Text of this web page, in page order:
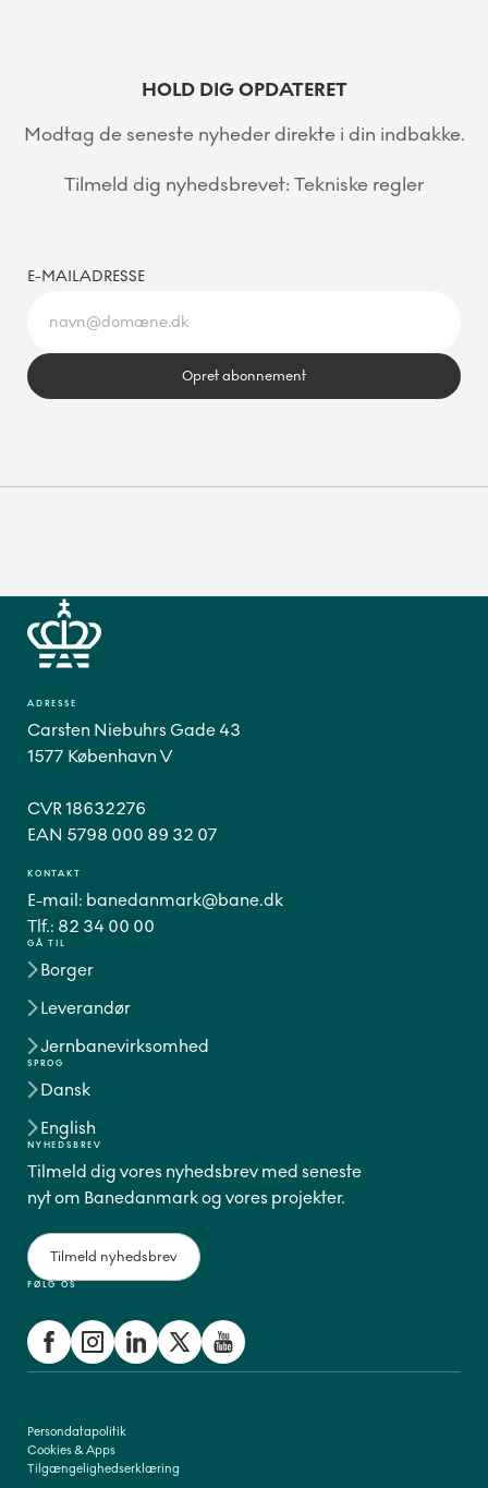
HOLD DIG OPDATERET
Modtag de seneste nyheder direkte i din indbakke.
Tilmeld dig nyhedsbrevet: Tekniske regler
E-MAILADRESSE
Opret abonnement
GÅ TIL
Borger
Leverandør
Jernbanevirksomhed
SPROG
Dansk
English
FØLG OS
ADRESSE
Carsten Niebuhrs Gade 43
1577 København V
CVR 18632276
EAN 5798 000 89 32 07
KONTAKT
E-mail: banedanmark@bane.dk
Tlf.: 82 34 00 00
NYHEDSBREV
Tilmeld dig vores nyhedsbrev med seneste
nyt om Banedanmark og vores projekter.
Tilmeld nyhedsbrev
Persondatapolitik
Cookies & Apps
Tilgængelighedserklæring